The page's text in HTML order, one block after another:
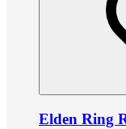
Elden Ring